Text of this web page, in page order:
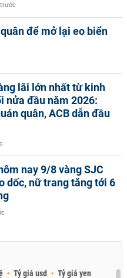
để mở lại eo biển
lãi lớn nhất từ kinh
nửa đầu năm 2026:
quân, ACB dẫn đầu
nay 9/8 vàng SJC
dốc, nữ trang tăng tới 6
Tỷ giá usd Tỷ giá yen